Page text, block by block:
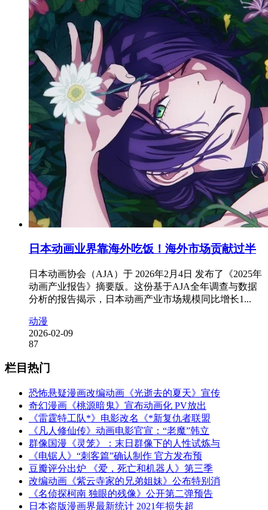
日本动画业界靠海外吃饭！海外市场贡献过半
日本动画协会（AJA）于 2026年2月4日 发布了《2025年
动画产业报告》摘要版。这份基于AJA全年调查与数据
分析的报告揭示，日本动画产业市场规模同比增长1...
动漫
2026-02-09
87
栏目热门
恐怖悬疑漫画改编动画《光逝去的夏天》宣传
奇幻漫画《桃源暗鬼》宣布动画化 PV放出
《雷霆特工队*》电影改名《*新复仇者联盟
《凡人修仙传》动画电影官宣：“老魔”韩立
群像国漫《灵笼》：末日群像下的人性试炼与
《电锯人》“刺客篇”确认制作 官方发布预
豆瓣评分出炉 《爱，死亡和机器人》第三季
改编动画《紫云寺家的兄弟姐妹》公布特别消
《名侦探柯南 独眼的残像》公开第二弹预告
日本盗版漫画界最新统计 2021年损失超